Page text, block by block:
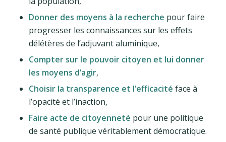
Donner des moyens à la recherche pour faire
progresser les connaissances sur les effets
délétères de l’adjuvant aluminique,
Compter sur le pouvoir citoyen et lui donner
les moyens d’agir,
Choisir la transparence et l’efficacité face à
l’opacité et l’inaction,
Faire acte de citoyenneté pour une politique
de santé publique véritablement démocratique.